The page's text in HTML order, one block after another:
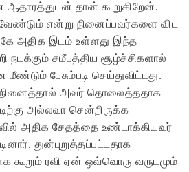
தான் கூறுகிறேன்.
என்று நினைப்பவர்களை விட
அதிக இடம் உள்ளது இந்த
நடக்கும் சமீபத்திய சூழ்ச்சிகளால்
பேசும்படி செய்துவிட்டது.
நினைத்தால் அவர் தொலைத்ததாக
அல்லவா சென்றிருக்க
அதிக சேதத்தை உண்டாக்கியவர்
துன்புறுத்தப்பட்டதாக
கூறும் ரவி ஏன் ஒவ்வொரு வருடமும்